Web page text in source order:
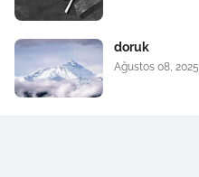
doruk
Ağustos 08, 2025